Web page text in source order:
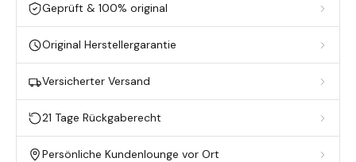
Geprüft & 100% original
Original Herstellergarantie
Versicherter Versand
21 Tage Rückgaberecht
Persönliche Kundenlounge vor Ort